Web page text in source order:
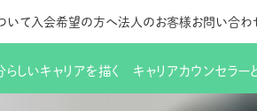
いて 入会希望の方へ法人のお客様お問い合わ
らしいキャリアを描く キャリアカウンセラー